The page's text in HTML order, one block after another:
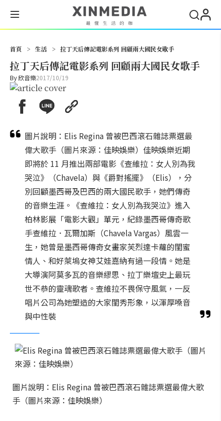
首頁 > 生活 > 拉丁天后傳記電影系列 回顧兩大國民女歌手
拉丁天后傳記電影系列 回顧兩大國民女歌手
By欣音樂2017/10/19
圖片說明：Elis Regina 曾被巴西滾石雜誌票選最
偉大歌手（圖片來源：佳映娛樂）佳映娛樂近期
即將於 11 月推出兩部電影《查維拉：女人別為我
哭泣》（Chavela）與《爵對搖擺》（Elis），分
別回顧墨西哥及巴西的兩大國民歌手，她們傳奇
的音樂生涯。《查維拉：女人別為我哭泣》進入
柏林影展「電影大觀」單元，紀錄墨西哥傳奇歌
手查維拉．瓦爾加斯（Chavela Vargas）風雲一
生，她曾是墨西哥傳奇女畫家芙烈達卡蘿的閨蜜
情人、和好萊塢女神艾娃嘉納有過一段情。她是
大導演阿莫多瓦的音樂繆思、拉丁樂壇史上最玩
世不恭的靈魂歌者。查維拉不畏保守風氣，一反
唱片公司為她塑造的大家閨秀形象，以渾厚嗓音
與中性裝
圖片說明：Elis Regina 曾被巴西滾石雜誌票選最偉大歌
手（圖片來源：佳映娛樂）